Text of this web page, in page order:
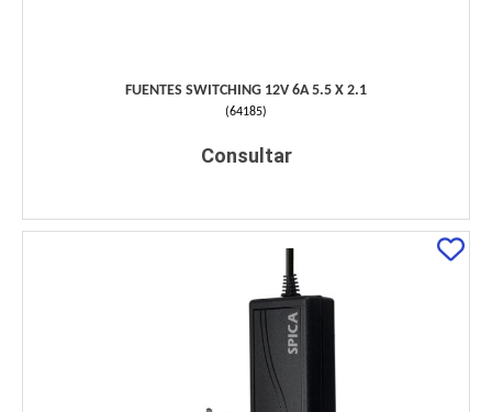
FUENTES SWITCHING 12V 6A 5.5 X 2.1
(64185)
Consultar